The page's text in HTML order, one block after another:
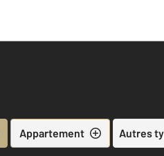
Appartement Autres